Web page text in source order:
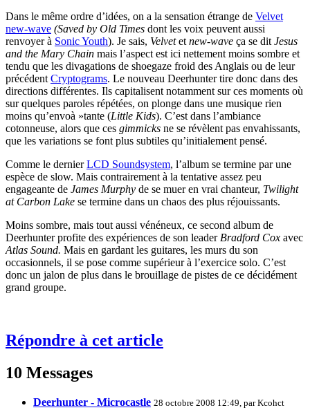
Dans le même ordre d’idées, on a la sensation étrange de Velvet
new-wave (Saved by Old Times dont les voix peuvent aussi
renvoyer à Sonic Youth). Je sais, Velvetet new-wave ça se dit Jesus
and the Mary Chain mais l’aspect est ici nettement moins sombre et
tendu que les divagations de shoegaze froid des Anglais ou de leur
précédent Cryptograms. Le nouveau Deerhunter tire donc dans des
directions différentes. Ils capitalisent notamment sur ces moments où
sur quelques paroles répétées, on plonge dans une musique rien
moins qu’envoà »tante (Little Kids). C’est dans l’ambiance
cotonneuse, alors que ces gimmicks ne se révèlent pas envahissants,
que les variations se font plus subtiles qu’initialement pensé.
Comme le dernierLCD Soundsystem, l’album se termine par une
espèce de slow. Mais contrairement à la tentative assez peu
engageante de James Murphy de se muer en vrai chanteur, Twilight
at Carbon Lake se termine dans un chaos des plus réjouissants.
Moins sombre, mais tout aussi vénéneux, ce second album de
Deerhunter profite des expériences de son leaderBradford Cox avec
Atlas Sound. Mais en gardant les guitares, les murs du son
occasionnels, il se pose comme supérieur à l’exercice solo. C’est
donc un jalon de plus dans le brouillage de pistes de ce décidément
grand groupe.
Répondre à cet article
10 Messages
Deerhunter - Microcastle 28 octobre 2008 12:49, parKcohct